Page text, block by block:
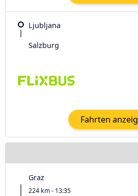
Ljubljana
Salzburg
Fahrten
Graz
224 km - 13:35